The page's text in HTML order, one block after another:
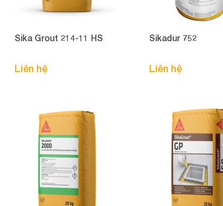
Sika Grout 214-11 HS
Liên hệ
Sikadur 752
Liên hệ